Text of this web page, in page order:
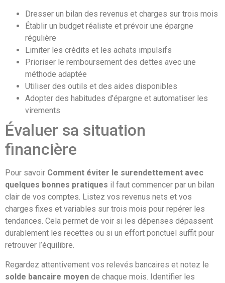
Dresser un bilan des revenus et charges sur trois mois
Établir un budget réaliste et prévoir une épargne
régulière
Limiter les crédits et les achats impulsifs
Prioriser le remboursement des dettes avec une
méthode adaptée
Utiliser des outils et des aides disponibles
Adopter des habitudes d’épargne et automatiser les
virements
Évaluer sa situation
financière
Pour savoir Comment éviter le surendettement avec
quelques bonnes pratiques il faut commencer par un bilan
clair de vos comptes. Listez vos revenus nets et vos
charges fixes et variables sur trois mois pour repérer les
tendances. Cela permet de voir si les dépenses dépassent
durablement les recettes ou si un effort ponctuel suffit pour
retrouver l’équilibre.
Regardez attentivement vos relevés bancaires et notez le
solde bancaire moyen de chaque mois. Identifier les